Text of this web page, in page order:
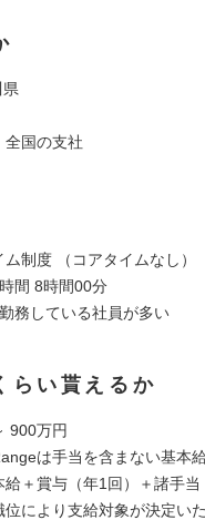
国の支社
制度 （コアタイムなし）
間 8時間00分
務している社員が多い
らい貰えるか
900万円
は手当を含まない基本
＋賞与（年1回）＋諸手当
により支給対象が決定いた